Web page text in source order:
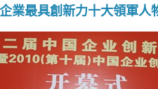
業最具創新力十大領軍人